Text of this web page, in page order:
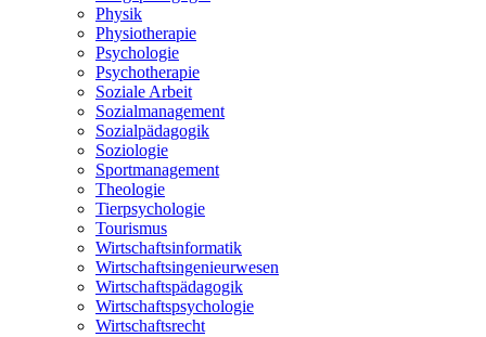
Physik
Physiotherapie
Psychologie
Psychotherapie
Soziale Arbeit
Sozialmanagement
Sozialpädagogik
Soziologie
Sportmanagement
Theologie
Tierpsychologie
Tourismus
Wirtschaftsinformatik
Wirtschaftsingenieurwesen
Wirtschaftspädagogik
Wirtschaftspsychologie
Wirtschaftsrecht